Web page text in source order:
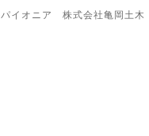
パイオニア 株式会社亀岡土木